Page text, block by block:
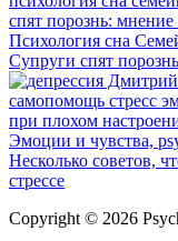
Супруги спят
Несколько советов,
стрессе
Copyright © 2026